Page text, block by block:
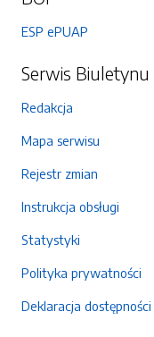
ESP ePUAP
Serwis Biuletynu
Redakcja
Mapa serwisu
Rejestr zmian
Instrukcja obsługi
Statystyki
Polityka prywatności
Deklaracja dostępności